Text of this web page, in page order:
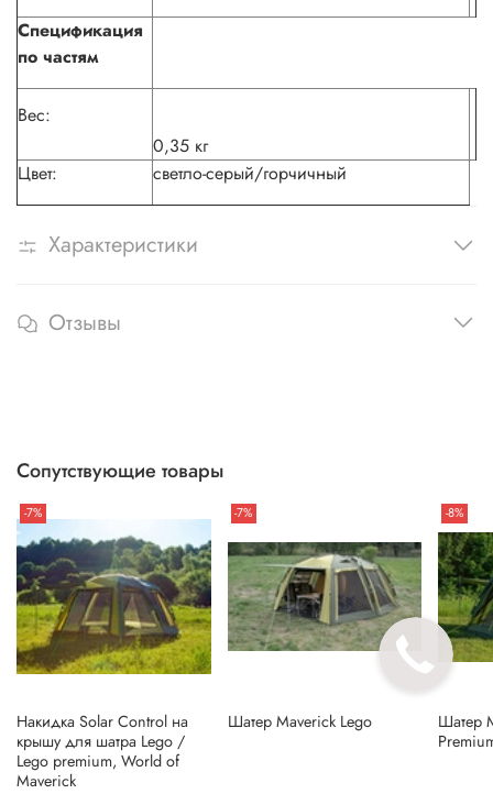
Спецификация
по частям
Вес:
0,35 кг
Цвет:
светло-серый/горчичный
Характеристики
Отзывы
Сопутствующие товары
-7%
Накидка Solar Control на
крышу для шатра Lego /
Lego premium, World of
Maverick
-7%
Шатер Maverick Lego
-8%
Шатер